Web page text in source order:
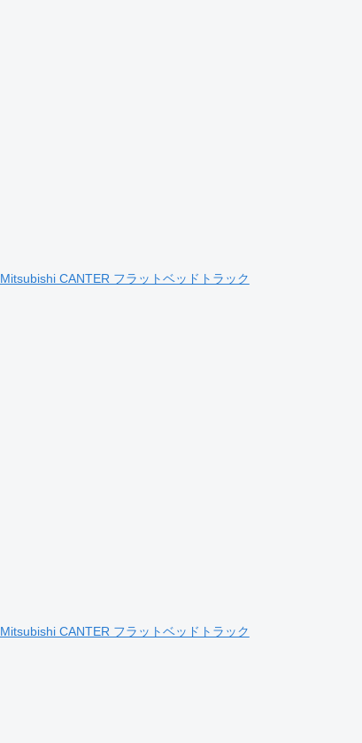
Mitsubishi CANTER フラットベッドトラック
Mitsubishi CANTER フラットベッドトラック